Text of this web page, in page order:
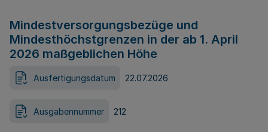
Mindestversorgungsbezüge und
Mindesthöchstgrenzen in der ab 1. April
2026 maßgeblichen Höhe
Ausfertigungsdatum 22.07.2026
Ausgabennummer 212